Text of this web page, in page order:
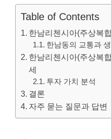
Table of Contents
한남리첸시아(주상복
한남동의 교통과
한남리첸시아(주상복
세
투자 가치 분석
결론
자주 묻는 질문과 답변